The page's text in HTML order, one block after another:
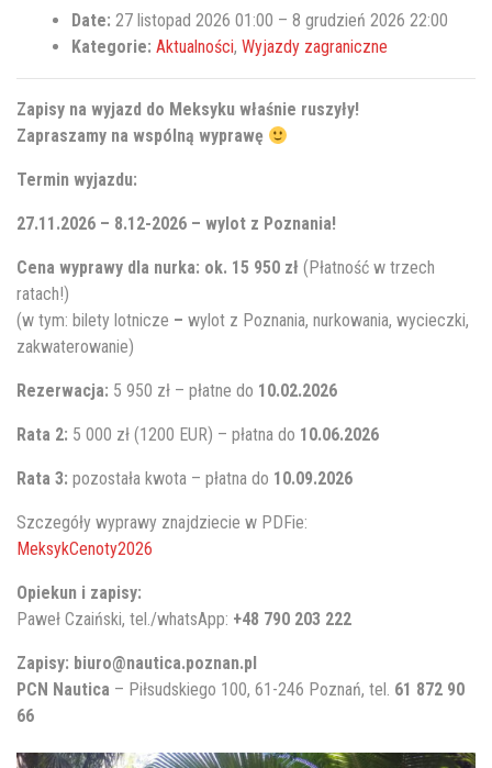
Date: 27 listopad 2026 01:00 – 8 grudzień 2026 22:00
Kategorie: Aktualności, Wyjazdy zagraniczne
Zapisy na wyjazd do Meksyku właśnie ruszyły!
Zapraszamy na wspólną wyprawę
Termin wyjazdu:
27.11.2026 – 8.12-2026 – wylot z Poznania!
Cena wyprawy dla nurka: ok. 15 950 zł (Płatność w trzech
ratach!)
(w tym: bilety lotnicze – wylot z Poznania, nurkowania, wycieczki,
zakwaterowanie)
Rezerwacja: 5 950 zł – płatne do 10.02.2026
Rata 2: 5 000 zł (1200 EUR) – płatna do 10.06.2026
Rata 3: pozostała kwota – płatna do 10.09.2026
Szczegóły wyprawy znajdziecie w PDFie:
MeksykCenoty2026
Opiekun i zapisy:
Paweł Czaiński, tel./whatsApp: +48 790 203 222
Zapisy: biuro@nautica.poznan.pl
PCN Nautica – Piłsudskiego 100, 61-246 Poznań, tel. 61 872 90
66